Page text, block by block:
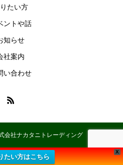
たい方
ントや話
知らせ
社案内
い合わせ
社ナカタニトレーディング
X
たい方はこちら